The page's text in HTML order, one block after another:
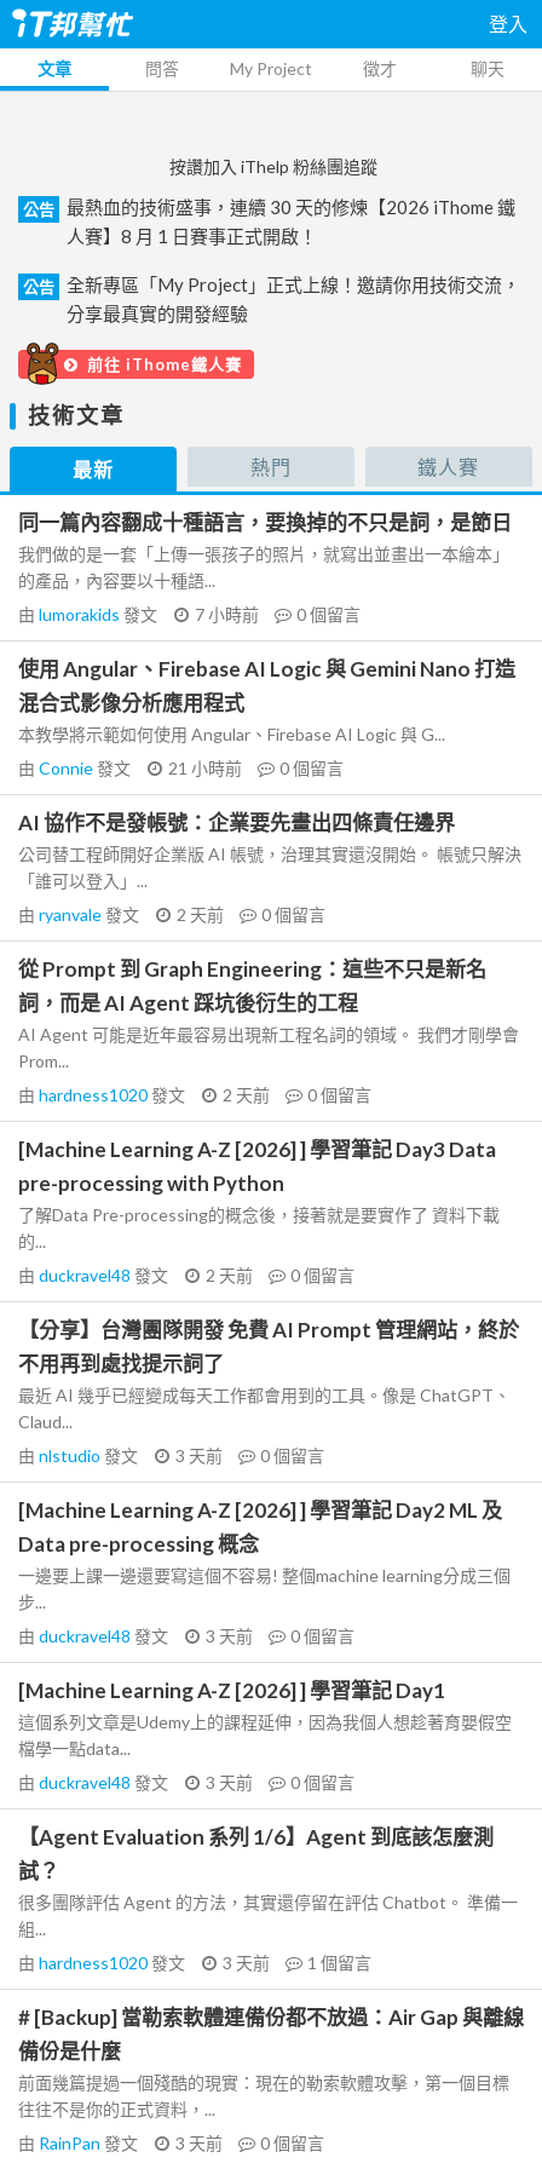
登入
文章 問答 My Project 徵才 聊天
按讚加入 iThelp 粉絲團追蹤
公告
最熱血的技術盛事，連續 30 天的修煉【2026 iThome 鐵
人賽】8 月 1 日賽事正式開啟！
公告
全新專區「My Project」正式上線！邀請你用技術交流，
分享最真實的開發經驗
前往 iThome鐵人賽
技術文章
最新 熱門 鐵人賽
同一篇內容翻成十種語言，要換掉的不只是詞，是節日
我們做的是一套「上傳一張孩子的照片，就寫出並畫出一本繪本」
的產品，內容要以十種語...
由 lumorakids 發文 7 小時前 0個留言
使用 Angular、Firebase AI Logic 與 Gemini Nano 打造
混合式影像分析應用程式
本教學將示範如何使用 Angular、Firebase AI Logic 與 G...
由 Connie發文 21 小時前 0個留言
AI 協作不是發帳號：企業要先畫出四條責任邊界
公司替工程師開好企業版 AI 帳號，治理其實還沒開始。 帳號只解決
「誰可以登入」...
由 ryanvale發文 2 天前 0個留言
從 Prompt 到 Graph Engineering：這些不只是新名
詞，而是 AI Agent 踩坑後衍生的工程
AI Agent 可能是近年最容易出現新工程名詞的領域。 我們才剛學會
Prom...
由 hardness1020發文 2 天前 0個留言
[Machine Learning A-Z [2026] ] 學習筆記 Day3 Data
pre-processing with Python
了解Data Pre-processing的概念後，接著就是要實作了 資料下載
的...
由 duckravel48 發文 2 天前 0個留言
【分享】台灣團隊開發 免費 AI Prompt 管理網站，終於
不用再到處找提示詞了
最近 AI 幾乎已經變成每天工作都會用到的工具。像是 ChatGPT、
Claud...
由 nlstudio 發文 3 天前 0個留言
[Machine Learning A-Z [2026] ] 學習筆記 Day2 ML 及
Data pre-processing 概念
一邊要上課一邊還要寫這個不容易! 整個machine learning分成三個
步...
由 duckravel48 發文 3 天前 0個留言
[Machine Learning A-Z [2026] ] 學習筆記 Day1
這個系列文章是Udemy上的課程延伸，因為我個人想趁著育嬰假空
檔學一點data...
由 duckravel48 發文 3 天前 0個留言
【Agent Evaluation 系列 1/6】Agent 到底該怎麼測
試？
很多團隊評估 Agent 的方法，其實還停留在評估 Chatbot。 準備一
組...
由 hardness1020發文 3 天前 1 個留言
# [Backup] 當勒索軟體連備份都不放過：Air Gap 與離線
備份是什麼
前面幾篇提過一個殘酷的現實：現在的勒索軟體攻擊，第一個目標
往往不是你的正式資料，...
由 RainPan 發文 3 天前 0個留言